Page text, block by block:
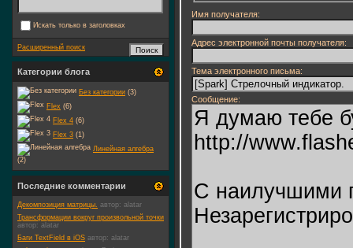
Имя получателя:
Адрес электронной почты получателя:
Тема электронного письма:
Сообщение:
Искать только в заголовках
Расширенный поиск
Категории блога
Без категории (3)
Flex (6)
Flex 4 (6)
Flex 3 (1)
Линейная алгебра
(2)
Последние комментарии
Декомпозиция матрицы. автор: alatar
Трансформации вокруг произвольной точки
автор: alatar
Баги TextField в iOS автор: alatar